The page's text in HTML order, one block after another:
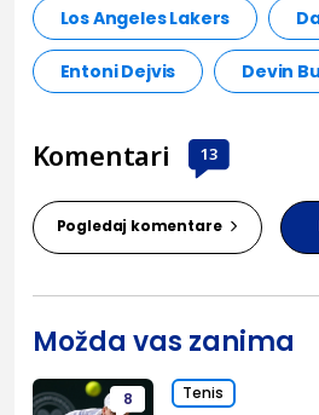
Los Angeles Lakers
Entoni Dejvis Devin
Komentari 13
Pogledaj komentare
Možda vas zanima
8 Tenis